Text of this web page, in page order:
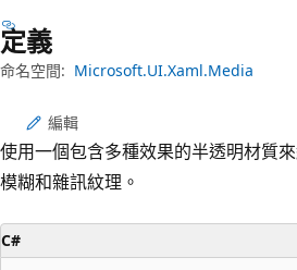
定義
命名空間: Microsoft.UI.Xaml.Media
編輯
使用一個包含多種效果的半透明材質
模糊和雜訊紋理。
C#